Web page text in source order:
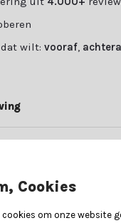
dat wilt:vooraf
Cookies
cookies om onze website